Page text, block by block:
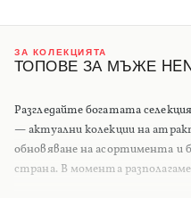
ЗА КОЛЕКЦИЯТА
ТОПОВЕ ЗА МЪЖЕ
Разгледайте богатата
— актуални колекции на
обновяване на асортимента и
страна. В момента